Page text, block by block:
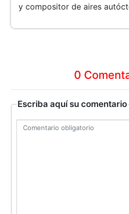
y compositor de aires
0
Escriba aquí su comentario